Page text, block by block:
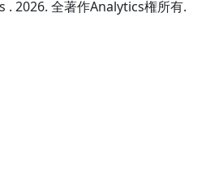
. 2026. 全著作Analytics権所有.